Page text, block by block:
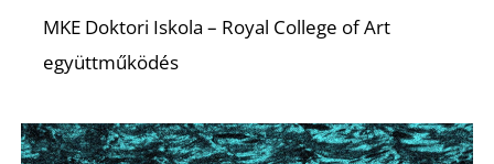
MKE Doktori Iskola – Royal College of Art
együttműködés